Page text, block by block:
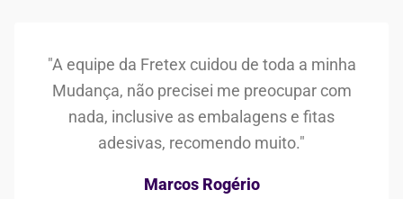
"A equipe da Fretex cuidou de toda a minha
Mudança, não precisei me preocupar com
nada, inclusive as embalagens e fitas
adesivas, recomendo muito."
Marcos Rogério